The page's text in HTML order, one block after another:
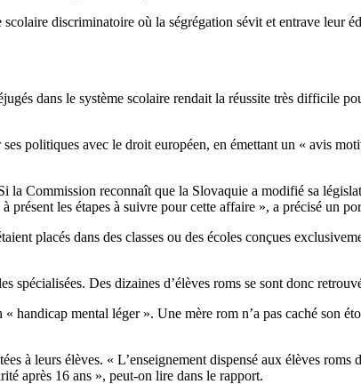
discriminatoire où la ségrégation sévit et entrave leur
dans le système scolaire rendait la réussite très difficile
politiques avec le droit européen, en émettant un « avis
Commission reconnaît que la Slovaquie a modifié sa
les étapes à suivre pour cette affaire », a précisé un
placés dans des classes ou des écoles conçues
spécialisées. Des dizaines d’élèves roms se sont donc
handicap mental léger ». Une mère rom n’a pas caché son
à leurs élèves. « L’enseignement dispensé aux élèves roms
après 16 ans », peut-on lire dans le rapport.